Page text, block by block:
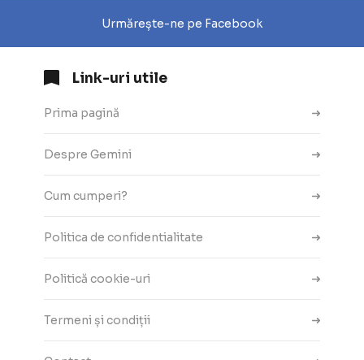
Urmărește-ne pe Facebook
Link-uri utile
Prima pagină
Despre Gemini
Cum cumperi?
Politica de confidentialitate
Politică cookie-uri
Termeni și condiții